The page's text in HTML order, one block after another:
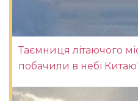
Таємниця літаючого
побачили в небі